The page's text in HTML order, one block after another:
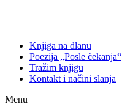
Knjiga na dlanu
Poezija „Posle čekanja“
Tražim knjigu
Kontakt i načini slanja
Menu